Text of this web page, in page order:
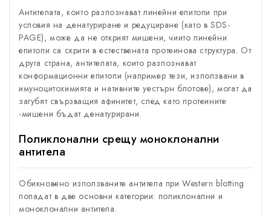
Антителата, които разпознават линейни епитопи при
условия на денатуриране и редуциране (като в SDS-
PAGE), може да не открият мишени, чиито линейни
епитопи са скрити в естествената протеинова структура. От
друга страна, антителата, които разпознават
конформационни епитопи (например тези, използвани в
имуноцитохимията и нативните уестърн блотове), могат да
загубят свързващия афинитет, след като протеините
-мишени бъдат денатурирани.
Поликлонални срещу моноклонални
антитела
Обикновено използваните антитела при Western blotting
попадат в две основни категории: поликлонални и
моноклонални антитела.